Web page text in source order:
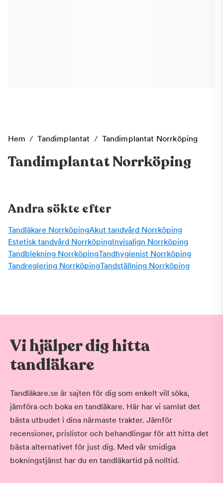
Hem / Tandimplantat / Tandimplantat Norrköping
Tandimplantat Norrköping
Andra sökte efter
Tandläkare NorrköpingAkut tandvård Norrköping
Estetisk tandvård NorrköpingInvisalign Norrköping
Tandblekning NorrköpingTandhygienist Norrköping
Tandreglering NorrköpingTandställning Norrköping
Vi hjälper dig hitta
tandläkare
Tandläkare.se är sajten för dig som enkelt vill söka,
jämföra och boka en tandläkare. Här har vi samlat det
bästa utbudet i dina närmaste trakter. Jämför
recensioner, prislistor och behandlingar för att hitta det
bästa alternativet för just dig. Med vår smidiga
bokningstjänst har du en tandläkartid på nolltid.